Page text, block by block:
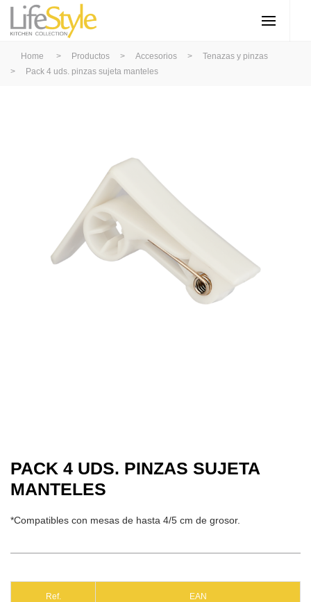
Home > Productos > Accesorios >
Tenazas y pinzas
>
Pack 4 uds. pinzas sujeta manteles
PACK 4 UDS. PINZAS SUJETA
MANTELES
*Compatibles con mesas de hasta 4/5 cm de grosor.
Ref. EAN